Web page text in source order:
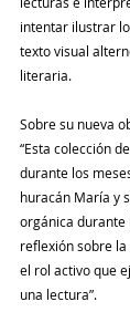
intentar ilustrar
texto visual
literaria.
Sobre su nueva
“Esta colección
durante los
huracán María y
orgánica durante
reflexión sobre
el rol activo que
una lectura”.